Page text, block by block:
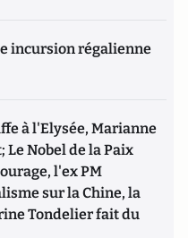
incursion régalienne
à l'Elysée, Marianne
Le Nobel de la Paix
l'ex PM
sur la Chine, la
Tondelier fait du